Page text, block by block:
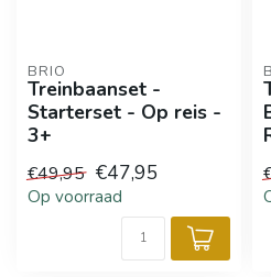
BRIO
Treinbaanset -
Starterset - Op reis -
3+
€49,95 €47,95
Op voorraad